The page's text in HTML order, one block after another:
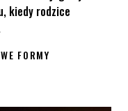
kiedy rodzice
FORMY